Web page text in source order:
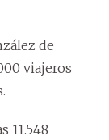
de
viajeros
11.548